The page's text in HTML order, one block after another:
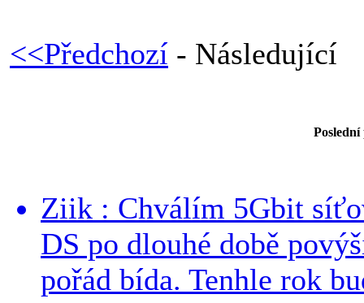
<<Předchozí - Následující
Ziik : Chválím 5Gbit
DS po dlouhé době
pořád bída. Tenhle rok